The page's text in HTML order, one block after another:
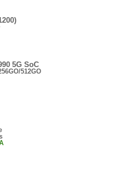
5G SoC
512GO